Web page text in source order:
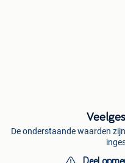
De onderstaande waarden